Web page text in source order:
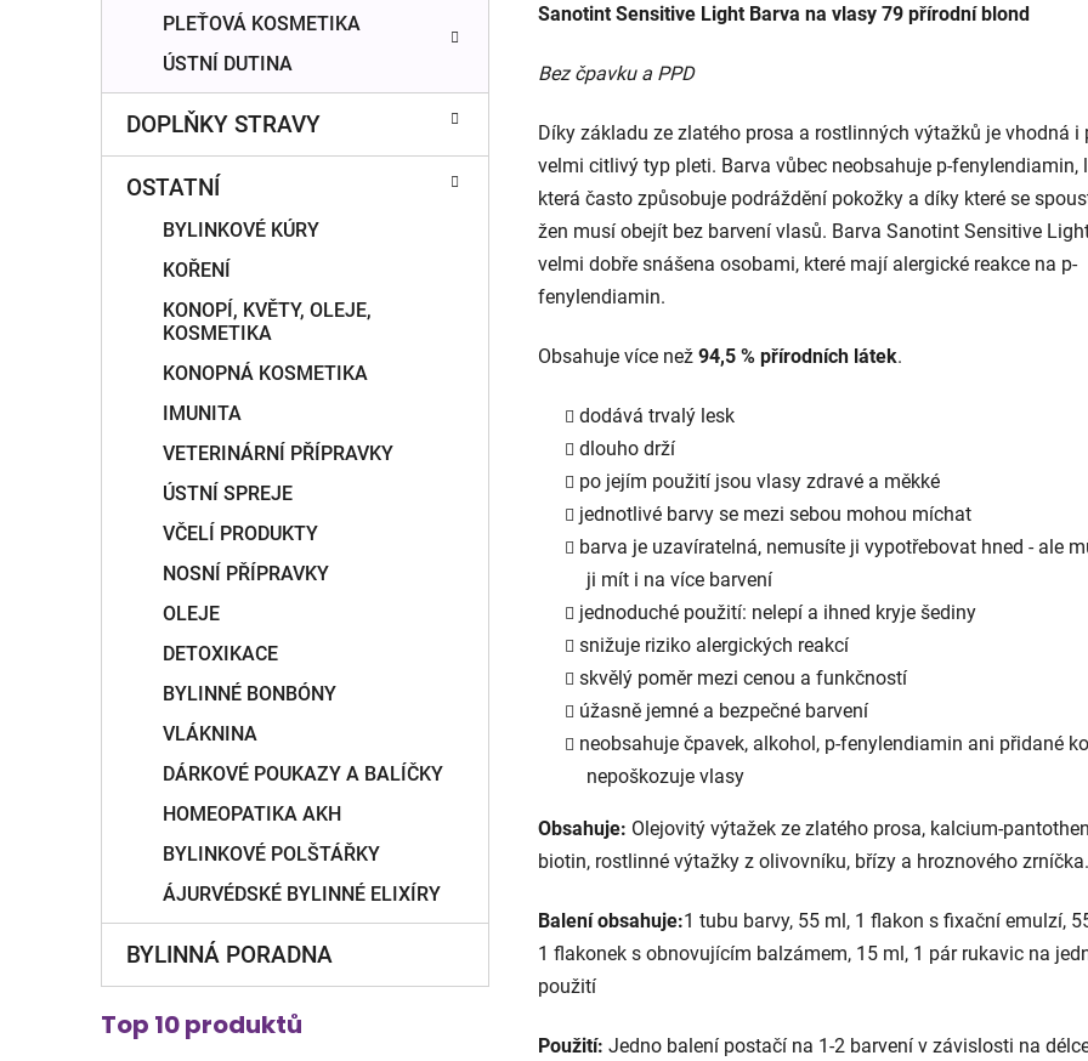
PLEŤOVÁ KOSMETIKA
ÚSTNÍ DUTINA
DOPLŇKY STRAVY
OSTATNÍ
BYLINKOVÉ KÚRY
KOŘENÍ
KONOPÍ, KVĚTY, OLEJE,
KOSMETIKA
KONOPNÁ KOSMETIKA
IMUNITA
VETERINÁRNÍ PŘÍPRAVKY
ÚSTNÍ SPREJE
VČELÍ PRODUKTY
NOSNÍ PŘÍPRAVKY
OLEJE
DETOXIKACE
BYLINNÉ BONBÓNY
VLÁKNINA
DÁRKOVÉ POUKAZY A BALÍČKY
HOMEOPATIKA AKH
BYLINKOVÉ POLŠTÁŘKY
ÁJURVÉDSKÉ BYLINNÉ ELIXÍRY
BYLINNÁ PORADNA
Top 10 produktů
Sanotint Sensitive Light Barva na vlasy 79 přírodní blond
Bez čpavku a PPD
Díky základu ze zlatého prosa a rostlinných výtažků je vhodná i
velmi citlivý typ pleti. Barva vůbec neobsahuje p-fenylendiamin,
která často způsobuje podráždění pokožky a díky které se
žen musí obejít bez barvení vlasů. Barva Sanotint Sensitive
velmi dobře snášena osobami, které mají alergické reakce na p-
fenylendiamin.
Obsahuje více než 94,5 % přírodních látek.
dodává trvalý lesk
dlouho drží
po jejím použití jsou vlasy zdravé a měkké
jednotlivé barvy se mezi sebou mohou míchat
barva je uzavíratelná, nemusíte ji vypotřebovat hned - ale
ji mít i na více barvení
jednoduché použití: nelepí a ihned kryje šediny
snižuje riziko alergických reakcí
skvělý poměr mezi cenou a funkčností
úžasně jemné a bezpečné barvení
neobsahuje čpavek, alkohol, p-fenylendiamin ani přidané
nepoškozuje vlasy
Obsahuje: Olejovitý výtažek ze zlatého prosa, kalcium-
biotin, rostlinné výtažky z olivovníku, břízy a hroznového zrníčka.
Balení obsahuje:1 tubu barvy, 55 ml, 1 flakon s fixační emulzí,
1 flakonek s obnovujícím balzámem, 15 ml, 1 pár rukavic na
použití
Použití: Jedno balení postačí na 1-2 barvení v závislosti na